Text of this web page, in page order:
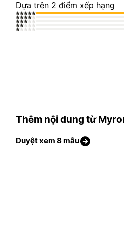
Dựa trên 2 điểm xếp hạng
Thêm nội dung từ
Duyệt xem 8 mẫu